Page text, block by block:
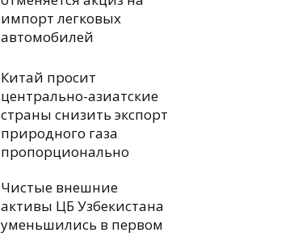
импорт легковых
автомобилей
Китай просит
центрально-азиатские
страны снизить экспорт
природного газа
пропорционально
Чистые внешние
активы ЦБ Узбекистана
уменьшились в первом